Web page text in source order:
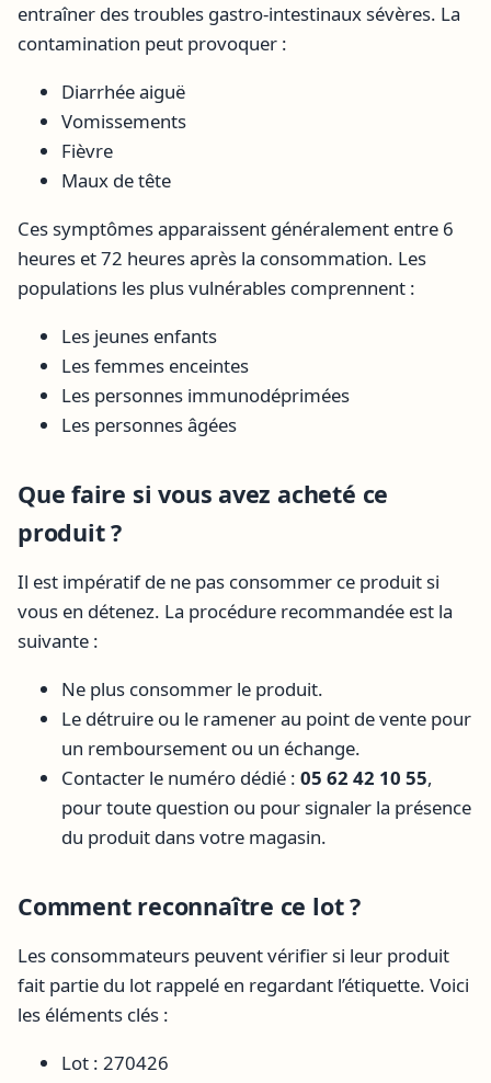
entraîner des troubles gastro-intestinaux sévères. La
contamination peut provoquer :
Diarrhée aiguë
Vomissements
Fièvre
Maux de tête
Ces symptômes apparaissent généralement entre 6
heures et 72 heures après la consommation. Les
populations les plus vulnérables comprennent :
Les jeunes enfants
Les femmes enceintes
Les personnes immunodéprimées
Les personnes âgées
Que faire si vous avez acheté ce
produit ?
Il est impératif de ne pas consommer ce produit si
vous en détenez. La procédure recommandée est la
suivante :
Ne plus consommer le produit.
Le détruire ou le ramener au point de vente pour
un remboursement ou un échange.
Contacter le numéro dédié : 05 62 42 10 55,
pour toute question ou pour signaler la présence
du produit dans votre magasin.
Comment reconnaître ce lot ?
Les consommateurs peuvent vérifier si leur produit
fait partie du lot rappelé en regardant l’étiquette. Voici
les éléments clés :
Lot : 270426